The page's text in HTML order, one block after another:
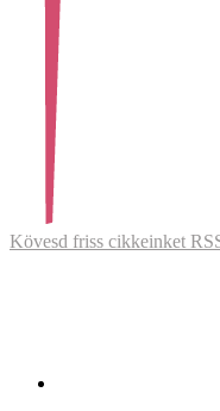
Kövesd friss cikkeinket